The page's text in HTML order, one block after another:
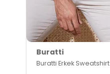
Buratti
Buratti Erkek Sweatshirt